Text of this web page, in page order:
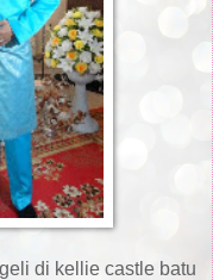
di kellie castle batu